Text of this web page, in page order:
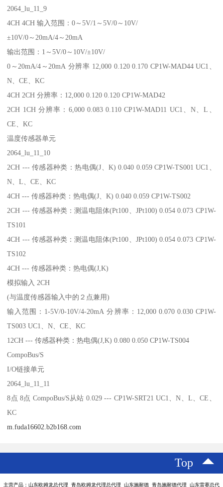
2064_lu_11_9
4CH 4CH 输入范围：0～5V/1～5V/0～10V/
±10V/0～20mA/4～20mA
输出范围：1～5V/0～10V/±10V/
0～20mA/4～20mA 分辨率 12,000 0.120 0.170 CP1W-MAD44 UC1、
N、CE、KC
4CH 2CH 分辨率：12,000 0.120 0.120 CP1W-MAD42
2CH 1CH 分辨率：6,000 0.083 0.110 CP1W-MAD11 UC1、N、L、
CE、KC
温度传感器单元
2064_lu_11_10
2CH --- 传感器种类：热电偶(J、K) 0.040 0.059 CP1W-TS001 UC1、
N、L、CE、KC
4CH --- 传感器种类：热电偶(J、K) 0.040 0.059 CP1W-TS002
2CH --- 传感器种类：测温电阻体(Pt100、JPt100) 0.054 0.073 CP1W-
TS101
4CH --- 传感器种类：测温电阻体(Pt100、JPt100) 0.054 0.073 CP1W-
TS102
4CH --- 传感器种类：热电偶(J,K)
模拟输入 2CH
(与温度传感器输入中的２点兼用)
输入范围：1-5V/0-10V/4-20mA 分辨率：12,000 0.070 0.030 CP1W-
TS003 UC1、N、CE、KC
12CH --- 传感器种类：热电偶(J,K) 0.080 0.050 CP1W-TS004
CompoBus/S
I/O链接单元
2064_lu_11_11
8点 8点 CompoBus/S从站 0.029 --- CP1W-SRT21 UC1、N、L、CE、
KC
m.fuda16602.b2b168.com
Top
主营产品：山东欧姆龙总代理 青岛欧姆龙代理总代理 山东施耐德 青岛施耐德代理 山东雷赛总代